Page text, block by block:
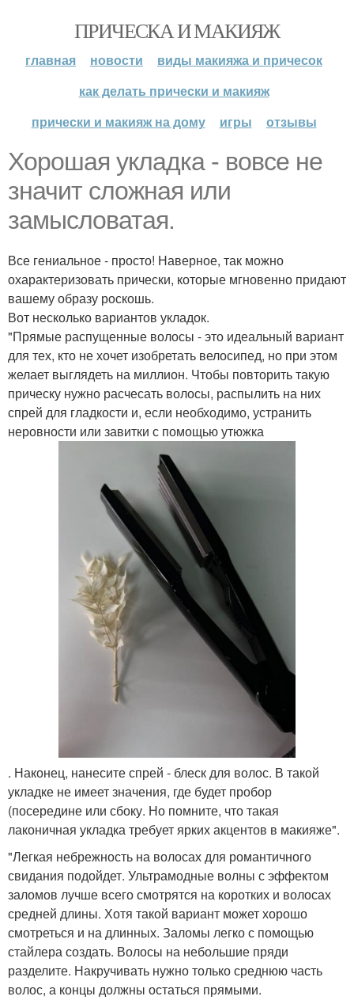
ПРИЧЕСКА И МАКИЯЖ
главная новости
виды макияжа и причесок
как делать прически и макияж
прически и макияж на дому
игры отзывы
Хорошая укладка - вовсе не
значит сложная или
замысловатая.
Все гениальное - просто! Наверное, так можно
охарактеризовать прически, которые мгновенно придают
вашему образу роскошь.
Вот несколько вариантов укладок.
"Прямые распущенные волосы - это идеальный вариант
для тех, кто не хочет изобретать велосипед, но при этом
желает выглядеть на миллион. Чтобы повторить такую
прическу нужно расчесать волосы, распылить на них
спрей для гладкости и, если необходимо, устранить
неровности или завитки с помощью утюжка
. Наконец, нанесите спрей - блеск для волос. В такой
укладке не имеет значения, где будет пробор
(посередине или сбоку. Но помните, что такая
лаконичная укладка требует ярких акцентов в макияже".
"Легкая небрежность на волосах для романтичного
свидания подойдет. Ультрамодные волны с эффектом
заломов лучше всего смотрятся на коротких и волосах
средней длины. Хотя такой вариант может хорошо
смотреться и на длинных. Заломы легко с помощью
стайлера создать. Волосы на небольшие пряди
разделите. Накручивать нужно только среднюю часть
волос, а концы должны остаться прямыми.